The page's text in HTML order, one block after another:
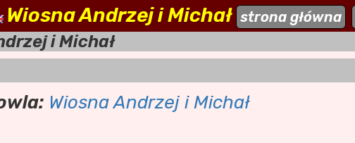
naszehodowle.pl aktualności
Wiosna Andrzej i Michał strona główna
i Michał
Wiosna Andrzej i Michał